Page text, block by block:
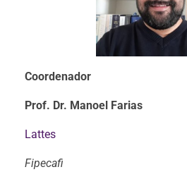
Coordenador
Prof. Dr. Manoel Farias
Lattes
Fipecafi